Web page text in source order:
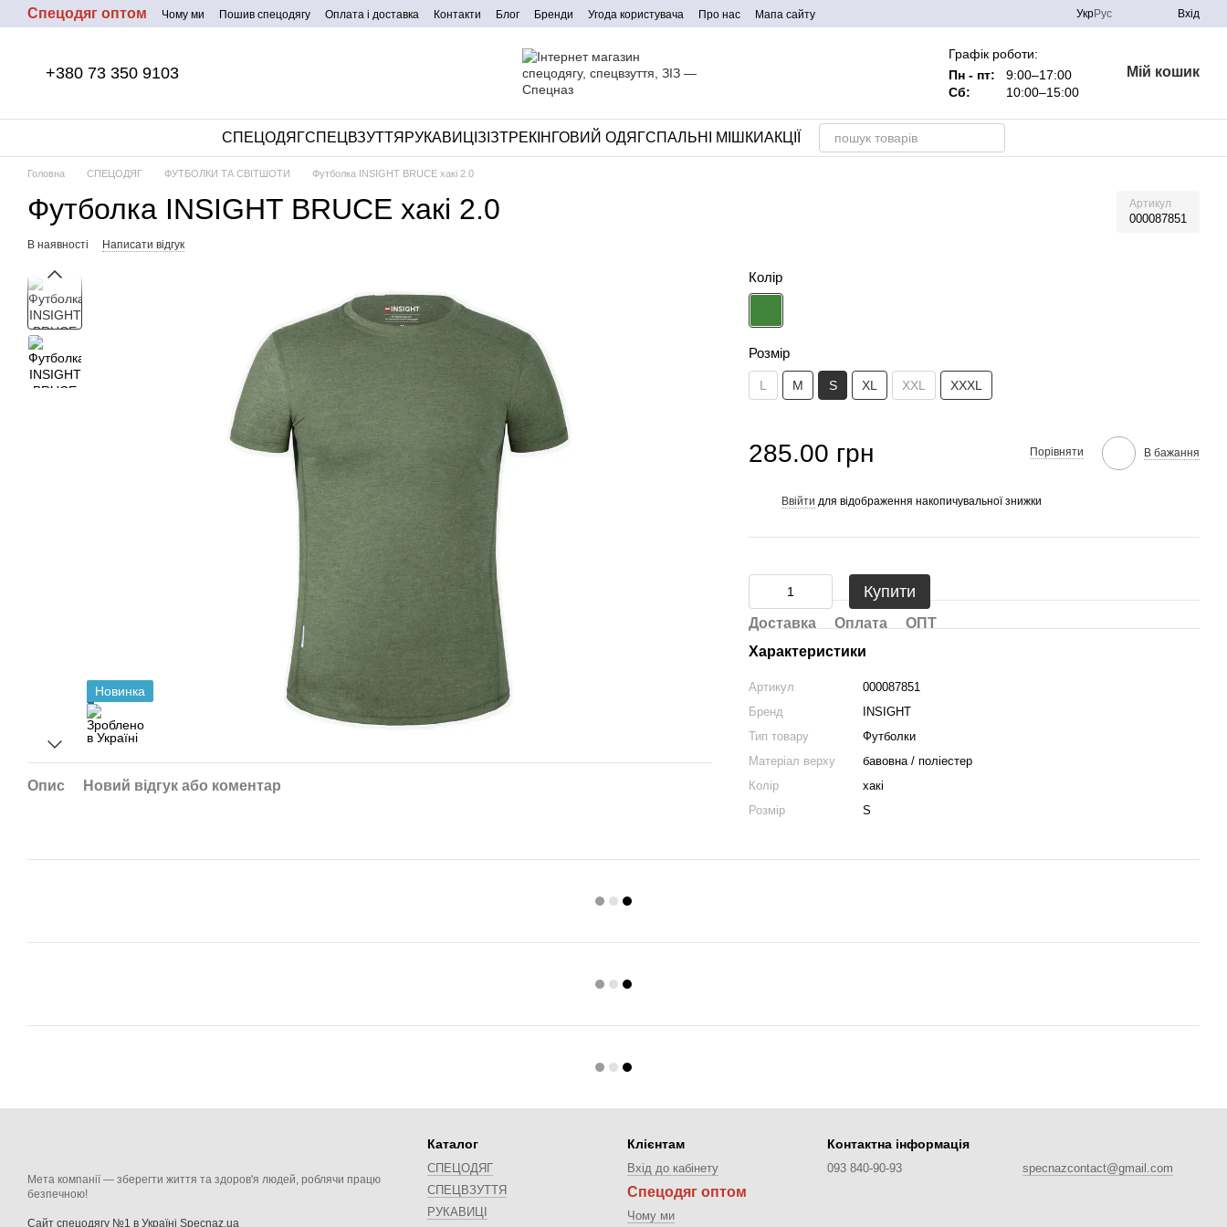
Перейти до основного контенту
Спецодяг оптом Чому ми Пошив спецодягу Оплата і доставка Контакти Блог Бренди Угода користувача Про нас Мапа сайту УкрРус Вхід
+380 73 350 9103
Графік роботи:
Пн - пт:
9:00–17:00
Сб:
10:00–15:00
Мій кошик
СПЕЦОДЯГСПЕЦВЗУТТЯ РУКАВИЦІ ЗІЗТРЕКІНГОВИЙ ОДЯГСПАЛЬНІ МІШКИАКЦІЇ
Головна СПЕЦОДЯГ ФУТБОЛКИ ТА СВІТШОТИ Футболка INSIGHT BRUCE хакі 2.0
Футболка INSIGHT BRUCE хакі 2.0 Артикул
000087851
В наявності Написати відгук
Новинка
Опис Новий відгук або коментар
Колір
Розмір
L M S XL XXL XXXL
285.00 грн Порівняти В бажання
Ввійти для відображення накопичувальної знижки
Купити
Доставка Оплата
ОПТ
Характеристики
Артикул
000087851
Бренд
INSIGHT
Тип товару
Футболки
Матеріал верху
бавовна / поліестер
Колір
хакі
Розмір
S
Мета компанії — зберегти життя та здоров'я людей, роблячи працю
безпечною!
Сайт спецодягу №1 в Україні Specnaz.ua
Каталог
СПЕЦОДЯГ
СПЕЦВЗУТТЯ
РУКАВИЦІ
Клієнтам
Вхід до кабінету
Спецодяг оптом
Чому ми
Контактна інформація
093 840-90-93 specnazcontact@gmail.com